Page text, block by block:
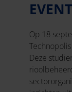
Op 18
Deze